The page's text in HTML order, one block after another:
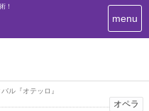
！
T
o
n
menu
ル『オテッロ』
オペラ